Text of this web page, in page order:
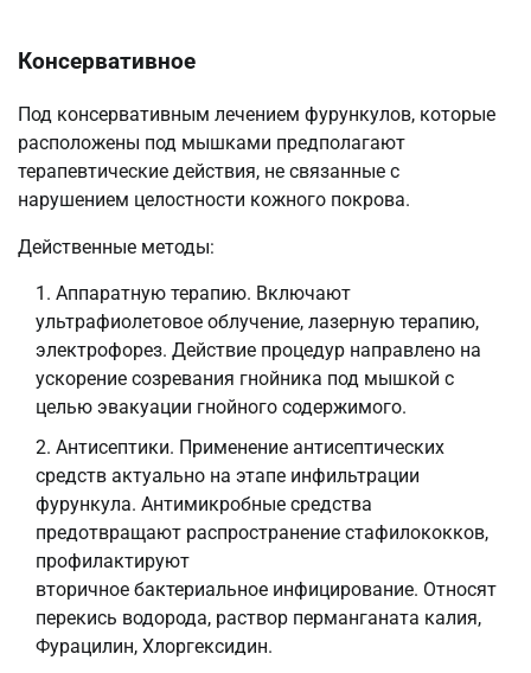
Консервативное
Под консервативным лечением фурункулов, которые
расположены под мышками предполагают
терапевтические действия, не связанные с
нарушением целостности кожного покрова.
Действенные методы:
Аппаратную терапию. Включают
ультрафиолетовое облучение, лазерную терапию,
электрофорез. Действие процедур направлено на
ускорение созревания гнойника под мышкой с
целью эвакуации гнойного содержимого.
Антисептики. Применение антисептических
средств актуально на этапе инфильтрации
фурункула. Антимикробные средства
предотвращают распространение стафилококков,
профилактируют
вторичное бактериальное инфицирование. Относят
перекись водорода, раствор перманганата калия,
Фурацилин, Хлоргексидин.